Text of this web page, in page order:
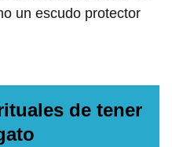
un escudo protector
de tener